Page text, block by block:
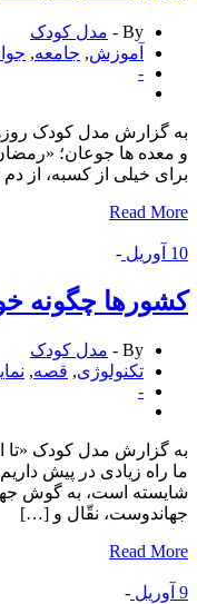
By -
مدل کودک
آموزش, جامعه,جوان,
مدل کودک روزها
ها جوعان؛ «رمضان»
خیلی از کسبه، از دم دم
Read
-
چگونه
By -
مدل کودک
تكنولوژی,قصه ,
مدل کودک «تا
زیادی در پیش داریم تا
است، به گوش جهانیان
نقّال و […]
Read
-